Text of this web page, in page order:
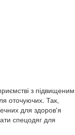
з підвищеним
оточуючих. Так,
для здоров'я
спецодяг для